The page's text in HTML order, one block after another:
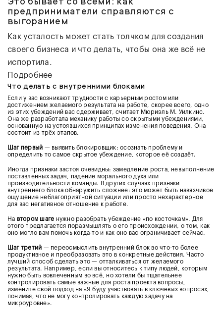
предприниматели справляются с
выгоранием
Как усталость может стать толчком для создания
своего бизнеса и что делать, чтобы она же всё не
испортила.
Подробнее
Что делать с внутренними блоками
Если у вас возникают трудности с карьерным ростом или
достижением желаемого результата на работе, скорее всего, одно
из этих убеждений вас сдерживает, считает Мюриэль М. Уилкинс.
Она же разработала механику работы со скрытыми убеждениями,
основанную на устоявшихся принципах изменения поведения. Она
состоит из трёх этапов.
Шаг первый — выявить блокировщик: осознать проблему и
определить то самое скрытое убеждение, которое её создаёт.
Иногда признаки застоя очевидны: замедление роста, невыполнение
поставленных задач, падение морального духа или
производительности команды. В других случаях признаки
внутреннего блока обнаружить сложнее: это может быть навязчивое
ощущение неблагоприятной ситуации или просто нехарактерное
для вас негативное отношение к работе.
На втором шаге нужно разобрать убеждение «по косточкам». Для
этого предлагается поразмышлять о его происхождении, о том, как
оно могло вам помочь когда-то и как оно вас ограничивает сейчас.
Шаг третий — переосмыслить внутренний блок во что-то более
продуктивное и преобразовать это в конкретные действия. Часто
лучший способ сделать это — отталкиваться от желаемого
результата. Например, если вы относитесь к типу людей, которым
нужно быть вовлеченным во всё, но хотели бы тщательнее
контролировать самые важные для роста проекта вопросы,
измените свой подход на «Я буду участвовать в ключевых вопросах,
понимая, что не могу контролировать каждую задачу на
микроуровне».